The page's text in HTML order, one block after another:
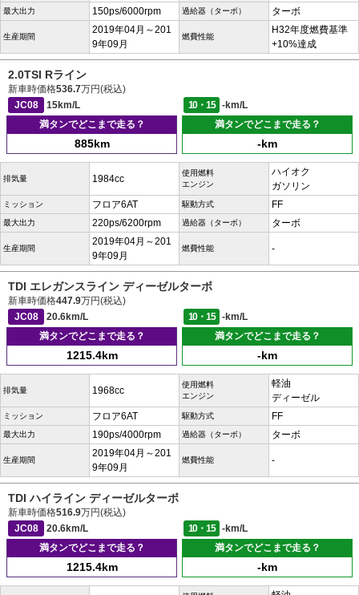
最大出力 150ps/6000rpm 過給器（ターボ） ターボ
生産期間
2019年04月～201
9年09月
燃費性能
H32年度燃費基準
+10%達成
2.0TSI Rライン
新車時価格536.7万円(税込)
JC08
15km/L 10・15
-km/L
満タンでどこまで走る？
885km
満タンでどこまで走る？
-km
排気量 1984cc
使用燃料
エンジン
ハイオク
ガソリン
ミッション フロア6AT 駆動方式 FF
最大出力 220ps/6200rpm 過給器（ターボ） ターボ
生産期間
2019年04月～201
9年09月
燃費性能 -
TDI エレガンスライン ディーゼルターボ
新車時価格447.9万円(税込)
JC08
20.6km/L 10・15
-km/L
満タンでどこまで走る？
1215.4km
満タンでどこまで走る？
-km
排気量 1968cc
使用燃料
エンジン
軽油
ディーゼル
ミッション フロア6AT 駆動方式 FF
最大出力 190ps/4000rpm 過給器（ターボ） ターボ
生産期間
2019年04月～201
9年09月
燃費性能 -
TDI ハイライン ディーゼルターボ
新車時価格516.9万円(税込)
JC08
20.6km/L 10・15
-km/L
満タンでどこまで走る？
1215.4km
満タンでどこまで走る？
-km